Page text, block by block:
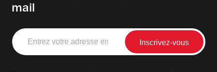
mail
Entrez
votre
adresse